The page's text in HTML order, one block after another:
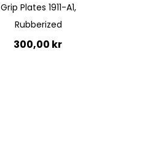
Grip Plates 1911-A1,
Rubberized
300,00 kr